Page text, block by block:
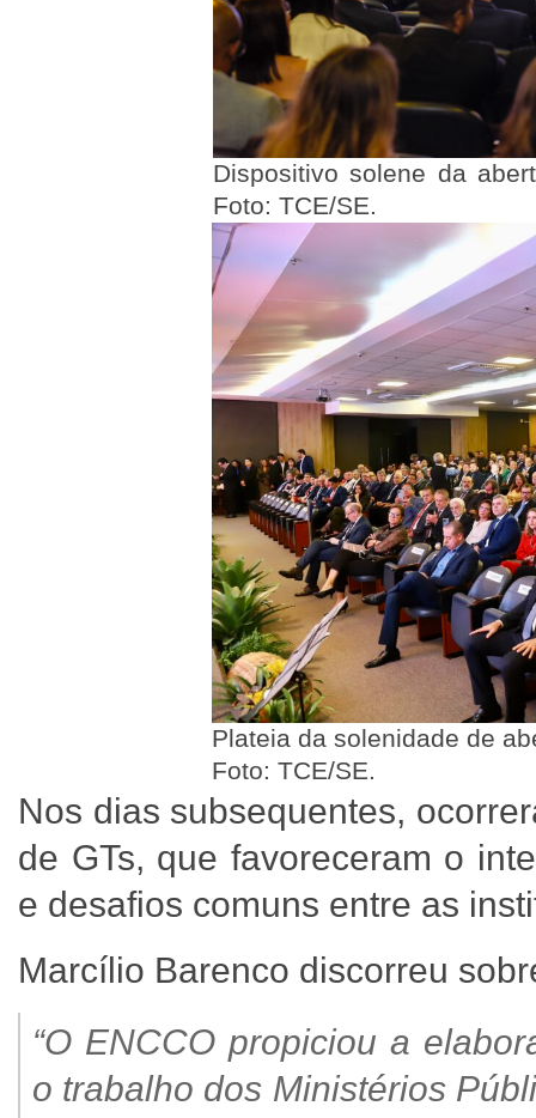
Dispositivo solene da
Foto: TCE/SE.
Plateia da solenidade de
Foto: TCE/SE.
Nos dias subsequentes,
de GTs, que favoreceram o
e desafios comuns entre as
Marcílio Barenco discorreu
“O ENCCO propiciou a
o trabalho dos Ministérios